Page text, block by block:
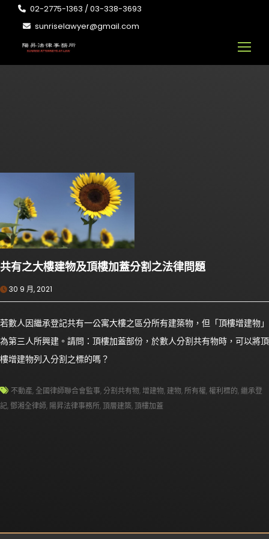
02-2775-1363 / 03-338-3693
sunriselawyer@gmail.com
共有之大樓建物及頂樓加蓋分割之法律問題
30 9 月, 2021
若數人因繼承登記共有一公寓大樓之區分所有建築物，但「頂樓增建物」
為第三人所興建。請問：頂樓加蓋部份，於數人分割共有物時，可以將頂
樓增建物列入分割之標的嗎？
不動產, 全國律師聯合會監事,分割共有物,增建物, 建物,所有權,權利標的,繼承登
記, 鄧湘全律師, 陽昇法律事務所,頂層建築,頂樓加蓋